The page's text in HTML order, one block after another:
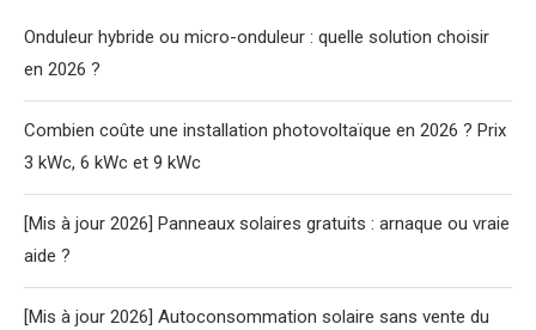
Onduleur hybride ou micro-onduleur : quelle solution choisir
en 2026 ?
Combien coûte une installation photovoltaïque en 2026 ? Prix
3 kWc, 6 kWc et 9 kWc
[Mis à jour 2026] Panneaux solaires gratuits : arnaque ou vraie
aide ?
[Mis à jour 2026] Autoconsommation solaire sans vente du